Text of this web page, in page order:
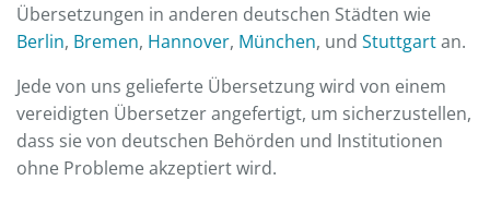
Übersetzungen in anderen deutschen Städten wie
Berlin, Bremen, Hannover, München, und Stuttgartan.
Jede von uns gelieferte Übersetzung wird von einem
vereidigten Übersetzer angefertigt, um sicherzustellen,
dass sie von deutschen Behörden und Institutionen
ohne Probleme akzeptiert wird.